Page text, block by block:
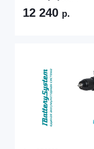
12 240 р.